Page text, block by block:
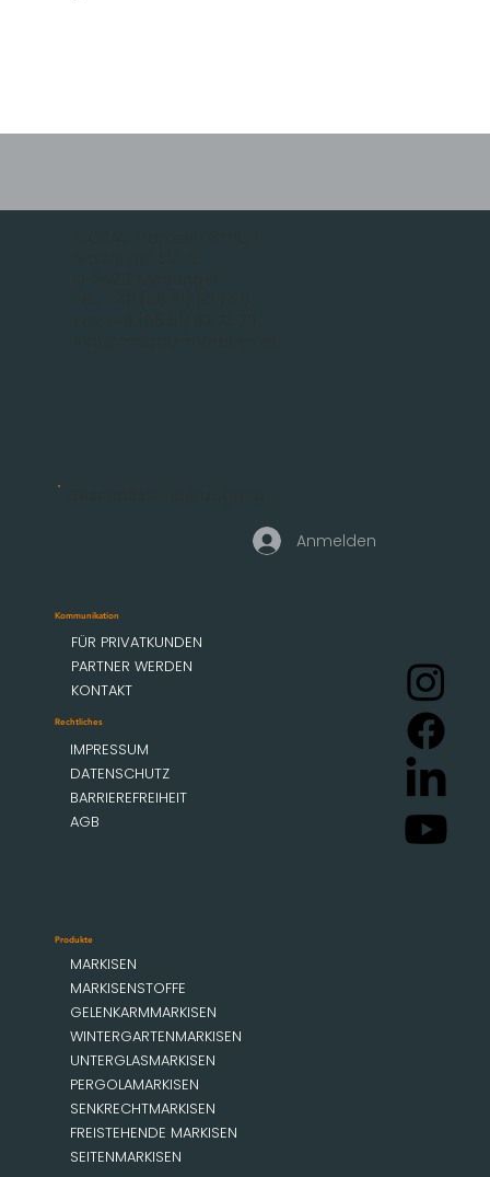
Produkte
MARKISEN
MARKISENSTOFFE
GELENKARMMARKISEN
WINTERGARTENMARKISEN
UNTERGLASMARKISEN
PERGOLAMARKISEN
SENKRECHTMARKISEN
FREISTEHENDE MARKISEN
SEITENMARKISEN
Kommunikation
FÜR PRIVATKUNDEN
PARTNER WERDEN
KONTAKT
Rechtliches
IMPRESSUM
DATENSCHUTZ
BARRIEREFREIHEIT
AGB
Anmelden